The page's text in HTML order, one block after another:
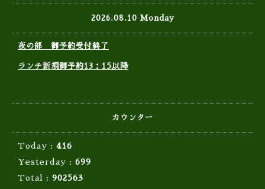
2026.08.10 Monday
夜の部 御予約受付終了
ランチ新規御予約13：15以降
カウンター
Today : 416
Yesterday : 699
Total : 902563